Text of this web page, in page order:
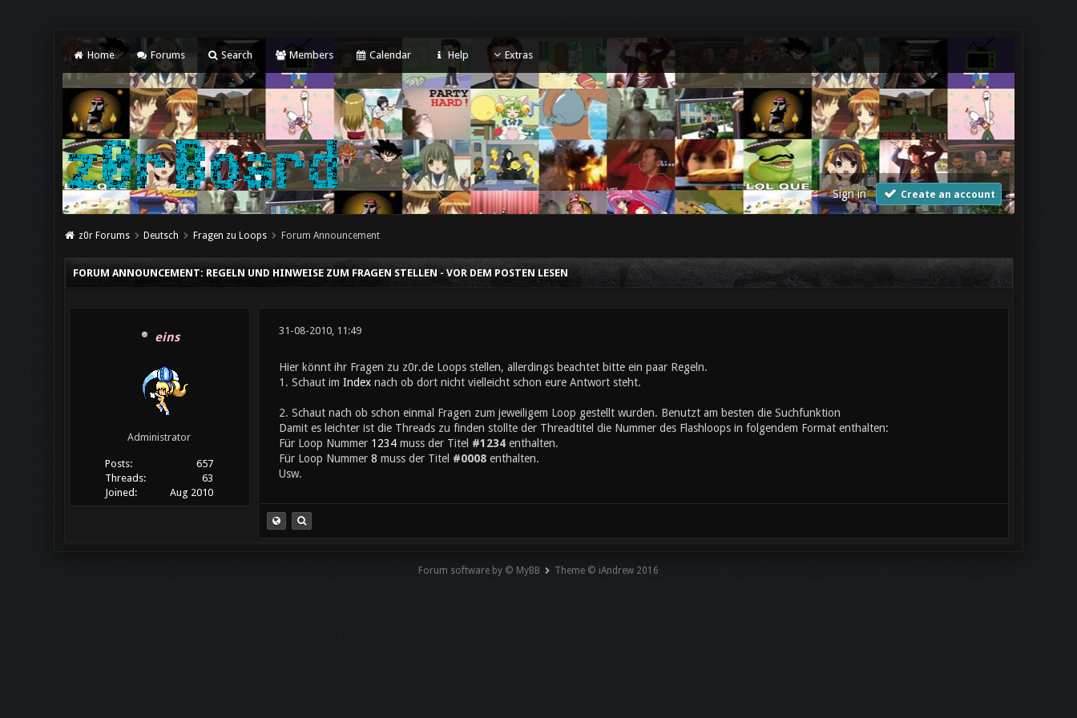
Home Forums Search Members Calendar Help Extras
Sign in Create an account
z0r Forums Deutsch Fragen zu Loops Forum Announcement
FORUM ANNOUNCEMENT: REGELN UND HINWEISE ZUM FRAGEN STELLEN - VOR DEM POSTEN LESEN
eins
Administrator
Posts:
657
Threads:
63
Joined:
Aug 2010
31-08-2010, 11:49
Hier könnt ihr Fragen zu z0r.de Loops stellen, allerdings beachtet bitte ein paar Regeln.
1. Schaut im Indexnach ob dort nicht vielleicht schon eure Antwort steht.
2. Schaut nach ob schon einmal Fragen zum jeweiligem Loop gestellt wurden. Benutzt am besten die Suchfunktion
Damit es leichter ist die Threads zu finden stollte der Threadtitel die Nummer des Flashloops in folgendem Format enthalten:
Für Loop Nummer 1234muss der Titel #1234enthalten.
Für Loop Nummer 8 muss der Titel #0008enthalten.
Usw.
Forum software by © MyBB Theme © iAndrew 2016